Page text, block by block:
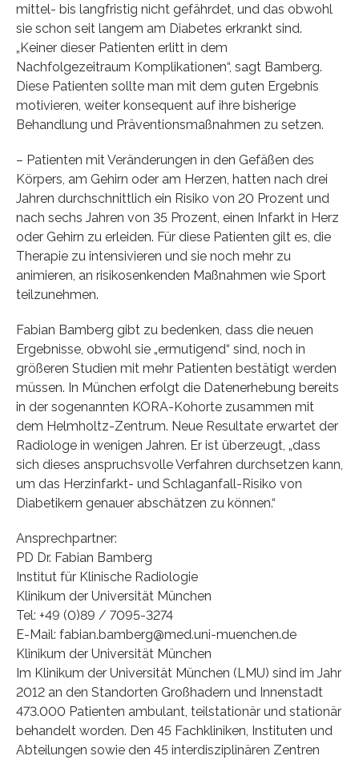
mittel- bis langfristig nicht gefährdet, und das obwohl
sie schon seit langem am Diabetes erkrankt sind.
„Keiner dieser Patienten erlitt in dem
Nachfolgezeitraum Komplikationen“, sagt Bamberg.
Diese Patienten sollte man mit dem guten Ergebnis
motivieren, weiter konsequent auf ihre bisherige
Behandlung und Präventionsmaßnahmen zu setzen.
– Patienten mit Veränderungen in den Gefäßen des
Körpers, am Gehirn oder am Herzen, hatten nach drei
Jahren durchschnittlich ein Risiko von 20 Prozent und
nach sechs Jahren von 35 Prozent, einen Infarkt in Herz
oder Gehirn zu erleiden. Für diese Patienten gilt es, die
Therapie zu intensivieren und sie noch mehr zu
animieren, an risikosenkenden Maßnahmen wie Sport
teilzunehmen.
Fabian Bamberg gibt zu bedenken, dass die neuen
Ergebnisse, obwohl sie „ermutigend“ sind, noch in
größeren Studien mit mehr Patienten bestätigt werden
müssen. In München erfolgt die Datenerhebung bereits
in der sogenannten KORA-Kohorte zusammen mit
dem Helmholtz-Zentrum. Neue Resultate erwartet der
Radiologe in wenigen Jahren. Er ist überzeugt, „dass
sich dieses anspruchsvolle Verfahren durchsetzen kann,
um das Herzinfarkt- und Schlaganfall-Risiko von
Diabetikern genauer abschätzen zu können.“
Ansprechpartner:
PD Dr. Fabian Bamberg
Institut für Klinische Radiologie
Klinikum der Universität München
Tel: +49 (0)89 / 7095-3274
E-Mail: fabian.bamberg@med.uni-muenchen.de
Klinikum der Universität München
Im Klinikum der Universität München (LMU) sind im Jahr
2012 an den Standorten Großhadern und Innenstadt
473.000 Patienten ambulant, teilstationär und stationär
behandelt worden. Den 45 Fachkliniken, Instituten und
Abteilungen sowie den 45 interdisziplinären Zentren